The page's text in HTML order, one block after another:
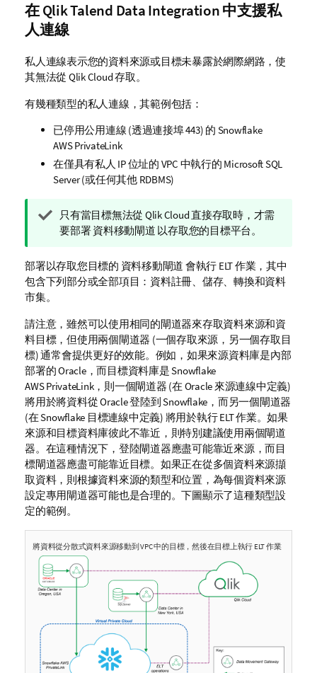
在Qlik Talend Data Integration中支援私
人連線
私人連線表示您的資料來源或目標未暴露於網際網路，使
其無法從 Qlik Cloud 存取。
有幾種類型的私人連線，其範例包括：
已停用公用連線 (透過連接埠 443) 的 Snowflake
AWS PrivateLink
在僅具有私人 IP 位址的 VPC 中執行的 Microsoft SQL
Server (或任何其他 RDBMS)
提
示
註
只有當目標無法從 Qlik Cloud直接存取時，才需
要部署資料移動閘道 以存取您的目標平台。
部署以存取您目標的 資料移動閘道 會執行 ELT 作業，其中
包含下列部分或全部項目：資料註冊、儲存、轉換和資料
市集。
請注意，雖然可以使用相同的閘道器來存取資料來源和資
料目標，但使用兩個閘道器 (一個存取來源，另一個存取目
標) 通常會提供更好的效能。例如，如果來源資料庫是內部
部署的 Oracle，而目標資料庫是 Snowflake
AWS PrivateLink，則一個閘道器 (在 Oracle 來源連線中定義)
將用於將資料從 Oracle 登陸到 Snowflake，而另一個閘道器
(在 Snowflake 目標連線中定義) 將用於執行 ELT 作業。如果
來源和目標資料庫彼此不靠近，則特別建議使用兩個閘道
器。在這種情況下，登陸閘道器應盡可能靠近來源，而目
標閘道器應盡可能靠近目標。如果正在從多個資料來源擷
取資料，則根據資料來源的類型和位置，為每個資料來源
設定專用閘道器可能也是合理的。下圖顯示了這種類型設
定的範例。
將資料從分散式資料來源移動到 VPC 中的目標，然後在目標上執行 ELT 作業